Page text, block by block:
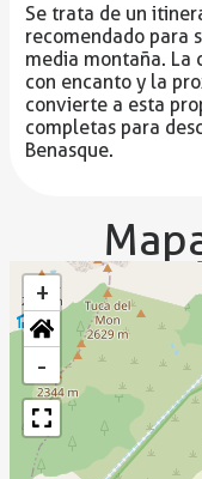
Se trata de un
recomendado para
media montaña. La
con encanto y la
convierte a esta
completas para
Benasque.
+
-